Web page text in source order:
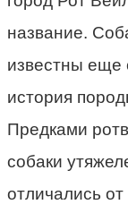
название.
известны еще
история
Предками
собаки
отличались